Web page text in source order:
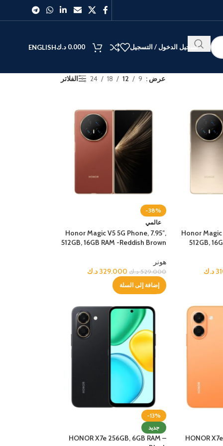
الأفضل
أخرى
تسجيل الدخول / التسجيل 0.000 د.كENGLISH
عرض 9
12
18
24 الفلاتر
Honor Magic
512GB,
د.ك
-38%
عالمي
Honor Magic V5 5G Phone, 7.95″,
512GB, 16GB RAM -Reddish Brown
هونر
529.000 د.ك 329.000 د.ك
إضافة إلى السلة
HONOR
-13%
جديد
HONOR X7e 256GB, 6GB RAM –